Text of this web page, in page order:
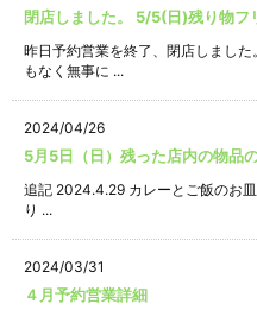
閉店しました。 5/5(日)残り物
昨日予約営業を終了、閉店しまし
もなく無事に ...
2024/04/26
5月5日（日）残った店内の物品
追記 2024.4.29 カレーとご飯のお
り ...
2024/03/31
４月予約営業詳細